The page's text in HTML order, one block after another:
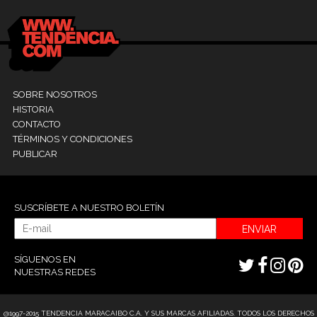
SOBRE NOSOTROS
HISTORIA
CONTACTO
TÉRMINOS Y CONDICIONES
PUBLICAR
SUSCRÍBETE A NUESTRO BOLETÍN
ENVIAR
SÍGUENOS EN
NUESTRAS REDES
@1997-2015 TENDENCIA MARACAIBO C.A. Y SUS MARCAS AFILIADAS. TODOS LOS DERECHOS